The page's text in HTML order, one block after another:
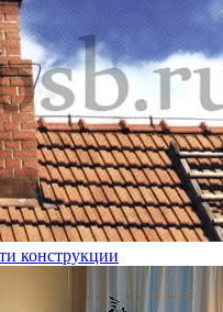
конструкции